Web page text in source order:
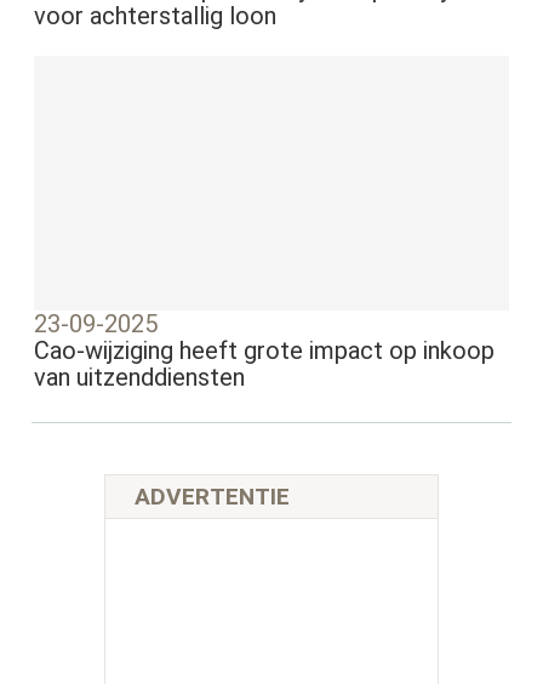
voor achterstallig loon
23-09-2025
Cao-wijziging heeft grote impact op inkoop
van uitzenddiensten
ADVERTENTIE